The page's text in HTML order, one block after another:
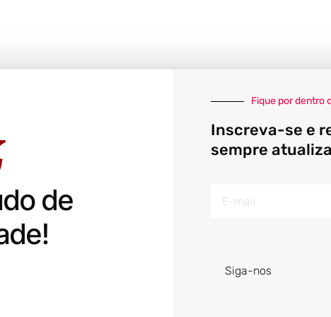
de
Fique por dentro
Inscreva-se e
sempre
Siga-nos